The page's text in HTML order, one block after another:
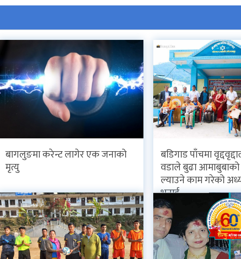
बागलुङमा करेन्ट लागेर एक जनाको
मृत्यु
बडिगाड पाँचमा
वडाले बुढा
ल्याउने काम गरेको
भनाई